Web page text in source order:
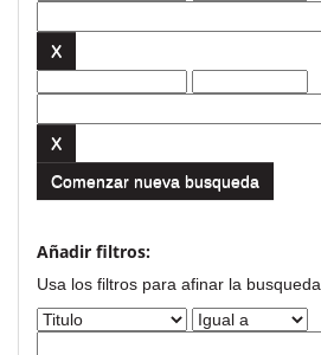
Comenzar nueva busqueda
Añadir filtros:
Usa los filtros para afinar la busqueda.